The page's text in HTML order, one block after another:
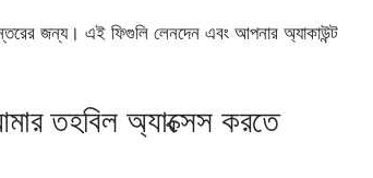
জন্য। এই ফিগুলি লেনদেন এবং আপনার অ্যাকাউন্ট
তহবিল অ্যাক্সেস করতে